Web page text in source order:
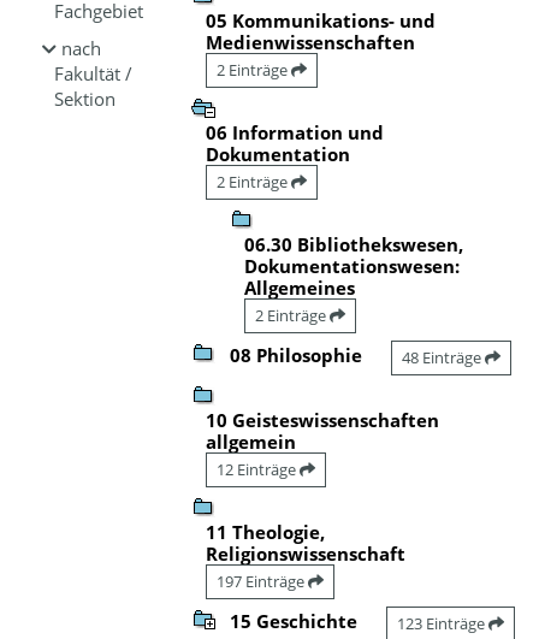
Fachgebiet
nach
Fakultät /
Sektion
05 Kommunikations- und
Medienwissenschaften
2 Einträge
06 Information und
Dokumentation
2 Einträge
06.30 Bibliothekswesen,
Dokumentationswesen:
Allgemeines
2 Einträge
08 Philosophie 48 Einträge
10 Geisteswissenschaften
allgemein
12 Einträge
11 Theologie,
Religionswissenschaft
197 Einträge
15 Geschichte 123 Einträge